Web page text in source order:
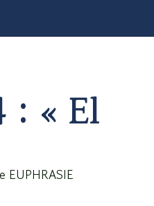
: « El
EUPHRASIE